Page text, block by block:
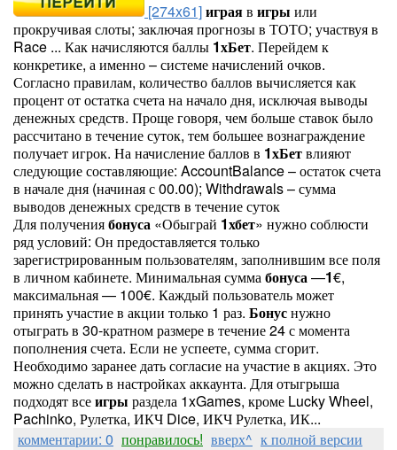
[274x61]играяв игры или
прокручивая слоты; заключая прогнозы в ТОТО; участвуя в
Race ... Как начисляются баллы 1хБет. Перейдем к
конкретике, а именно – системе начислений очков.
Согласно правилам, количество баллов вычисляется как
процент от остатка счета на начало дня, исключая выводы
денежных средств. Проще говоря, чем больше ставок было
рассчитано в течение суток, тем большее вознаграждение
получает игрок. На начисление баллов в 1хБетвлияют
следующие составляющие: AccountBalance – остаток счета
в начале дня (начиная с 00.00); Withdrawals – сумма
выводов денежных средств в течение суток
Для получениябонуса «Обыграй 1хбет» нужно соблюсти
ряд условий: Он предоставляется только
зарегистрированным пользователям, заполнившим все поля
в личном кабинете. Минимальная суммабонуса—1€,
максимальная — 100€. Каждый пользователь может
принять участие в акции только 1 раз. Бонуснужно
отыграть в 30-кратном размере в течение 24 с момента
пополнения счета. Если не успеете, сумма сгорит.
Необходимо заранее дать согласие на участие в акциях. Это
можно сделать в настройках аккаунта. Для отыгрыша
подходят всеигры раздела 1xGames, кроме Lucky Wheel,
Pachinko, Рулетка, ИКЧ Dice, ИКЧ Рулетка, ИК...
комментарии: 0 понравилось! вверх^ к полной версии